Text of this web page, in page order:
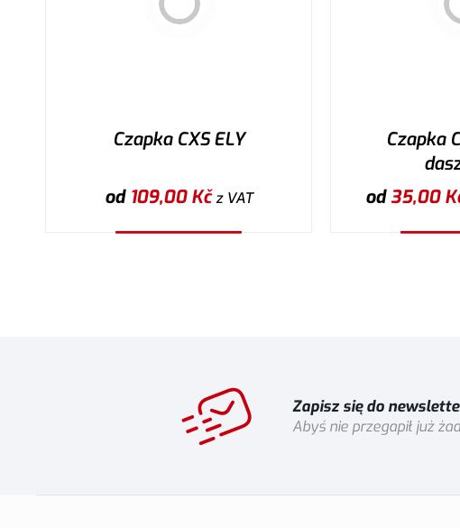
Czapka CXS ELY
od 109,00Kčz VAT
Czapka
od35,00
Zapisz się do
Abyś nie przegapił już